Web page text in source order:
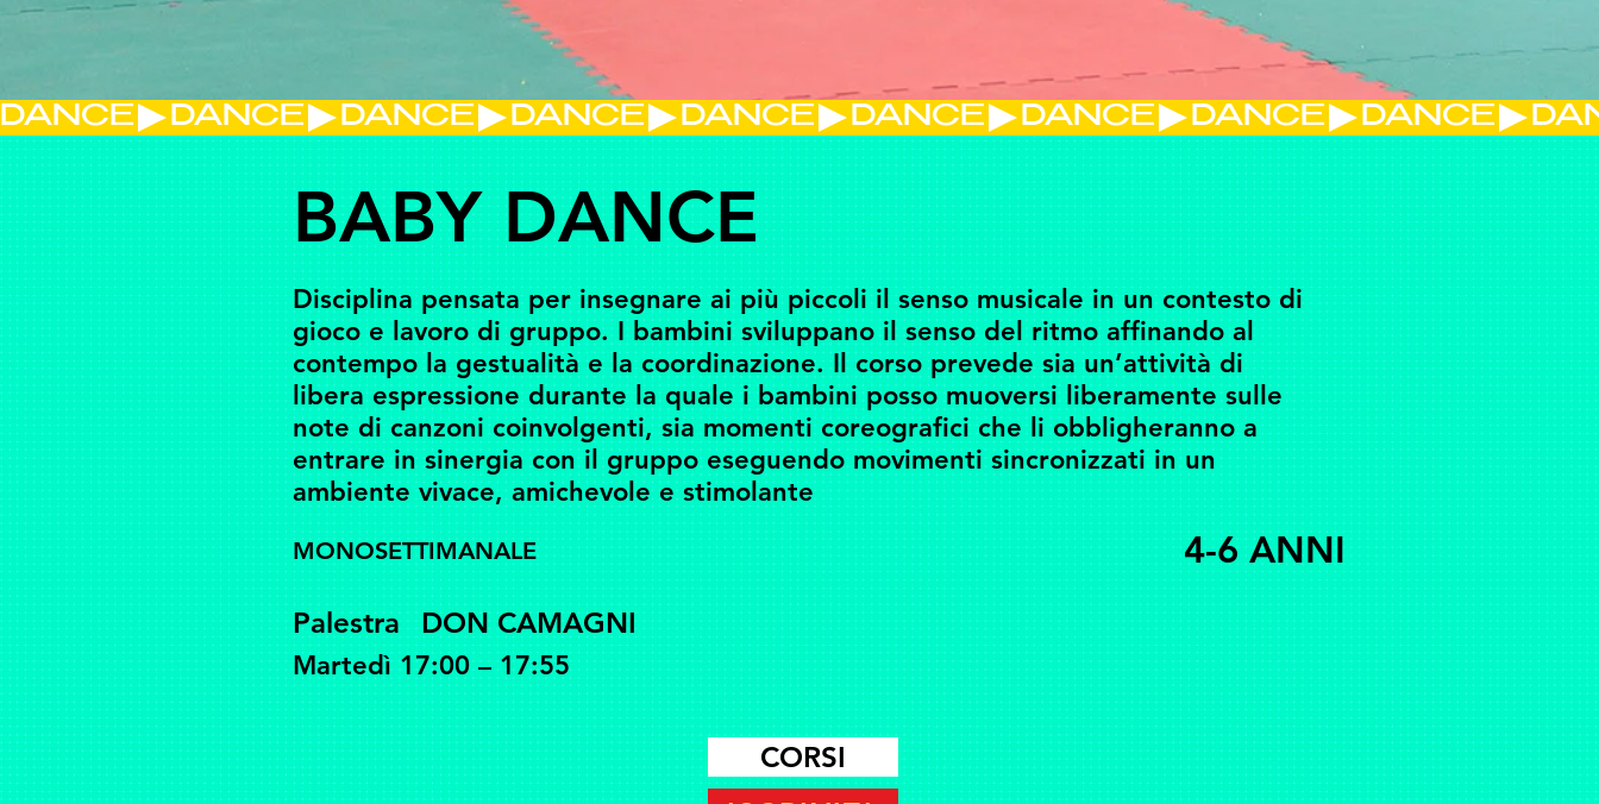
DANCE
BABY DANCE
Disciplina pensata per insegnare ai più piccoli il senso musicale in un contesto di
gioco e lavoro di gruppo. I bambini sviluppano il senso del ritmo affinando al
contempo la gestualità e la coordinazione. Il corso prevede sia un’attività di
libera espressione durante la quale i bambini posso muoversi liberamente sulle
note di canzoni coinvolgenti, sia momenti coreografici che li obbligheranno a
entrare in sinergia con il gruppo eseguendo movimenti sincronizzati in un
ambiente vivace, amichevole e stimolante
4-6 ANNI
MONOSETTIMANALE
Palestra DON CAMAGNI
Martedì 17:00 – 17:55
CORSI